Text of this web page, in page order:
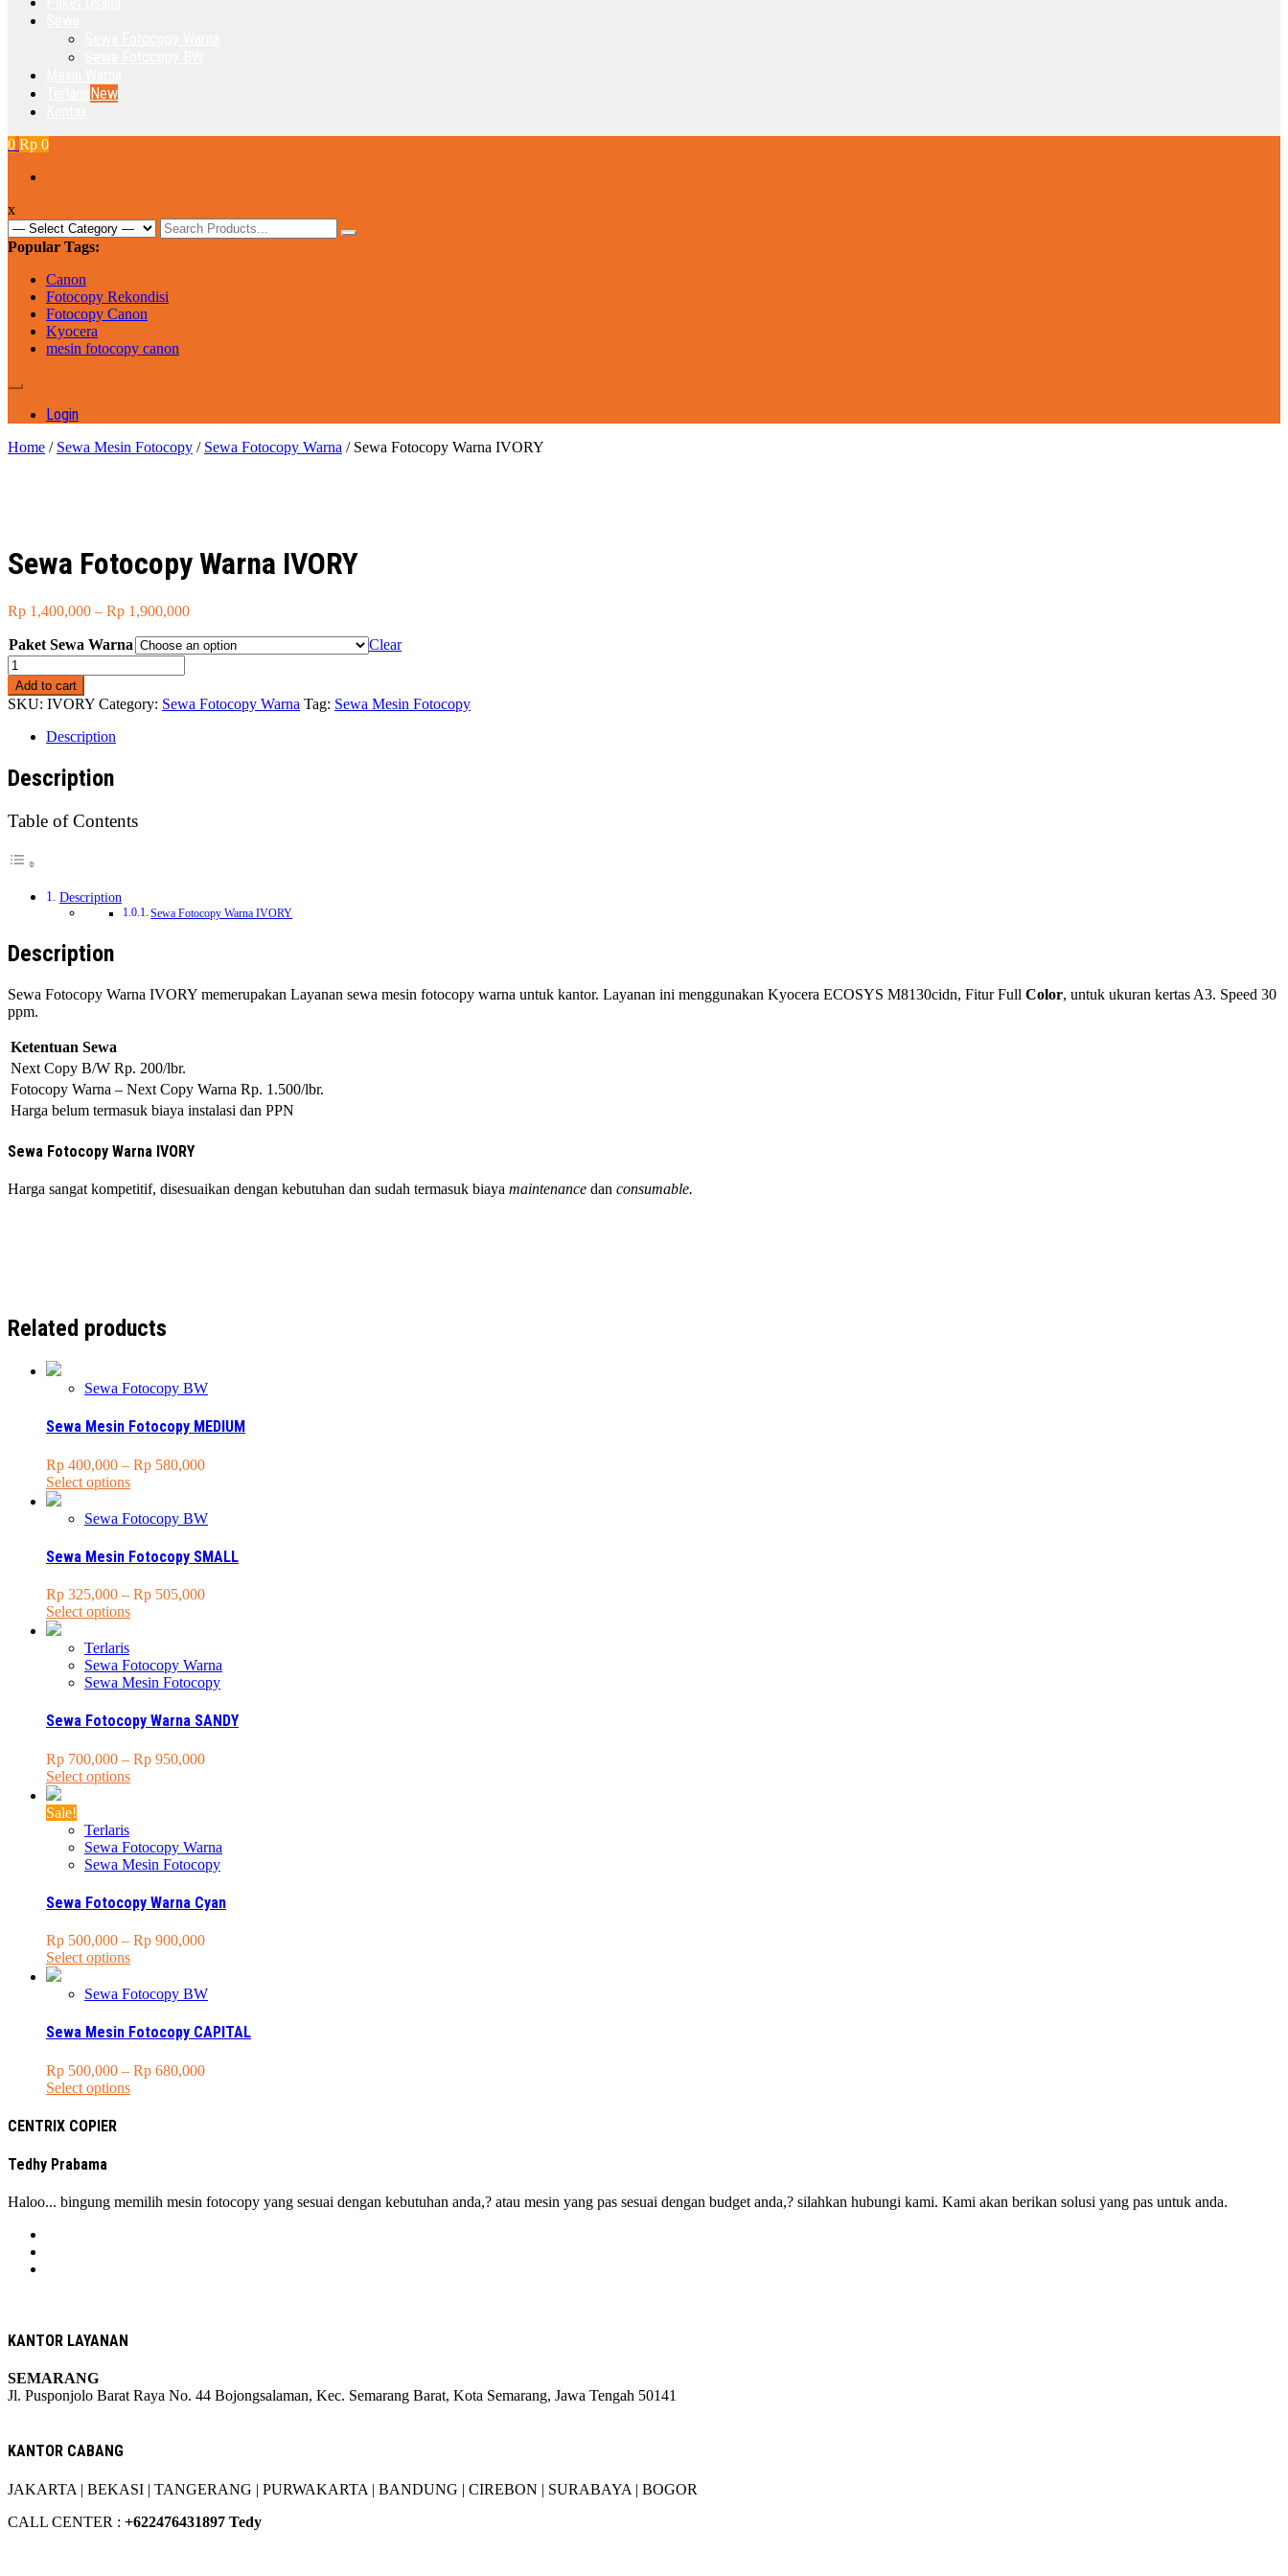
New
0 Rp 0
x
Search
for:
Popular Tags:
Canon
Fotocopy Rekondisi
Fotocopy Canon
Kyocera
mesin fotocopy canon
Login
Home / Sewa Mesin Fotocopy / Sewa Fotocopy Warna / Sewa Fotocopy Warna IVORY
Sewa Fotocopy Warna IVORY
Rp 1,400,000 – Rp 1,900,000Price
Rp 1,400,000
Paket Sewa Warna
Clear
Sewa
Fotocopy
Warna
IVORY
quantity
Add to cart
SKU: IVORY Category: Sewa Fotocopy Warna Tag: Sewa Mesin Fotocopy
Description
Description
Table of Contents
Description
Sewa Fotocopy Warna IVORY
Description
Sewa Fotocopy Warna IVORY memerupakan Layanan sewa mesin fotocopy warna untuk kantor. Layanan ini menggunakan Kyocera ECOSYS M8130cidn, Fitur Full Color, untuk ukuran kertas A3. Speed 30
ppm.
Ketentuan Sewa
Next Copy B/W Rp. 200/lbr.
Fotocopy Warna – Next Copy Warna Rp. 1.500/lbr.
Harga belum termasuk biaya instalasi dan PPN
Sewa Fotocopy Warna IVORY
Harga sangat kompetitif, disesuaikan dengan kebutuhan dan sudah termasuk biaya maintenance dan consumable.
Related products
Sewa Fotocopy BW
Sewa Mesin Fotocopy MEDIUM
Rp 400,000 – Rp 580,000Price
through
Select optionsThis
has
variants.
The
may
be
the
product
Sewa Fotocopy BW
Sewa Mesin Fotocopy SMALL
Rp 325,000 – Rp 505,000Price
Rp 505,000
Select optionsThis
multiple
variants.
options
may
chosen
on
Terlaris
Sewa Fotocopy Warna
Sewa Mesin Fotocopy
Sewa Fotocopy Warna SANDY
Rp 700,000 – Rp 950,000Price
Select optionsThis
variants.
The
may
be
on
the
page
Sale!
Terlaris
Sewa Fotocopy Warna
Sewa Mesin Fotocopy
Sewa Fotocopy Warna Cyan
Rp 500,000 – Rp 900,000Price
through
Select optionsThis
has
variants.
The
may
be
Sewa Fotocopy BW
Sewa Mesin Fotocopy CAPITAL
Rp 500,000 – Rp 680,000Price
Select optionsThis
may
CENTRIX COPIER
Tedhy Prabama
Haloo... bingung memilih mesin fotocopy yang sesuai dengan kebutuhan anda,? atau mesin yang pas sesuai dengan budget anda,? silahkan hubungi kami. Kami akan berikan solusi yang pas untuk anda.
KANTOR LAYANAN
SEMARANG
Jl. Pusponjolo Barat Raya No. 44 Bojongsalaman, Kec. Semarang Barat, Kota Semarang, Jawa Tengah 50141
KANTOR CABANG
JAKARTA | BEKASI | TANGERANG | PURWAKARTA | BANDUNG | CIREBON | SURABAYA | BOGOR
CALL CENTER : +622476431897 Tedy